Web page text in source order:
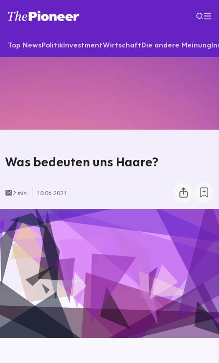
Top NewsPolitikInvestmentWirtschaftDie andere Meinung
Was bedeuten uns Haare?
2 min. 10.06.2021